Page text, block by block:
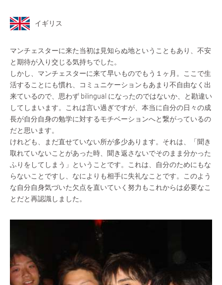
イギリス
マンチェスターに来た当初は見知らぬ地ということもあり、不安
と期待が入り交じる気持ちでした。
しかし、マンチェスターに来て早いものでもう１ヶ月。ここで生
活することにも慣れ、コミュニケーションもあまり不自由なく出
来ているので、思わず bilingual になったのではないか、と勘違い
してしまいます。これは言い過ぎですが、本当に自分の日々の成
長が自分自身の勉学に対するモチベーションへと繋がっているの
だと思います。
けれども、まだ直せていない所が多少あります。それは、「聞き
取れていないことがあった時、聞き返さないでそのまま分かった
ふりをしてしまう」ということです。これは、自分のためにもな
らないことですし、なによりも相手に失礼なことです。このよう
な自分自身気づいた欠点を直いていく努力もこれからは必要なこ
とだと再認識しました。